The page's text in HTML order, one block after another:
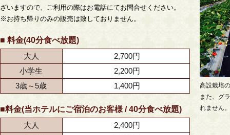
ざいますので、ご利用の際はお電話にてお問合せください。
※お持ち帰りのみの販売は致しておりません。
■ 料金(40分食べ放題)
大人
2,700円
小学生
2,200円
3歳～5歳
1,400円
■料金(当ホテルにご宿泊のお客様 / 40分食べ放題)
大人
2,400円
高設栽培
また、グ
れません